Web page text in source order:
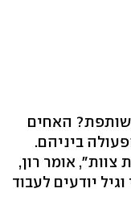
האחים
ביניהם.
צוות", אומר רון,
- אבינו בן ה־83, אני וגיל יודעים לעבוד